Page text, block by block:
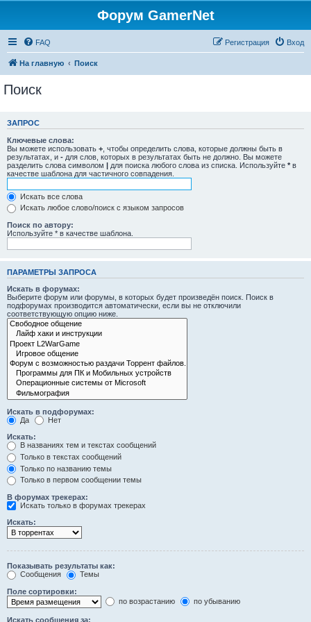
Форум GamerNet
FAQ Вход
Регистрация
На главную Поиск
Поиск
ЗАПРОС
Ключевые слова:
Вы можете использовать + , чтобы определить слова, которые должны быть в
результатах, и - для слов, которых в результатах быть не должно. Вы можете
разделить слова символом | для поиска любого слова из списка. Используйте * в
качестве шаблона для частичного совпадения.
Искать все слова
Искать любое слово/поиск с языком запросов
Поиск по автору:
Используйте * в качестве шаблона.
ПАРАМЕТРЫ ЗАПРОСА
Искать в форумах:
Выберите форум или форумы, в которых будет произведён поиск. Поиск в
подфорумах производится автоматически, если вы не отключили
соответствующую опцию ниже.
Искать в подфорумах:
Да
Нет
Искать:
В названиях тем и текстах сообщений
Только в текстах сообщений
Только по названию темы
Только в первом сообщении темы
В форумах трекерах:
Искать только в форумах трекерах
Искать:
Показывать результаты как:
Сообщения
Темы
Поле сортировки:
по возрастанию
по убыванию
Искать сообщения за: